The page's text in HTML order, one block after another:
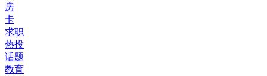
房
卡
求职
热投
话题
教育